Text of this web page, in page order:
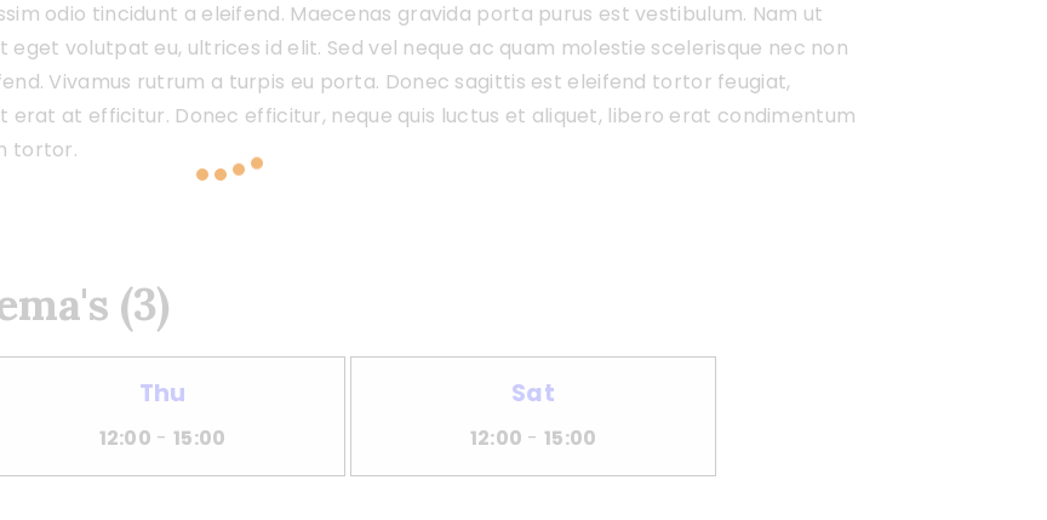
odio tincidunt a eleifend. Maecenas gravida porta purus est vestibulum. Nam ut
volutpat eu, ultrices id elit. Sed vel neque ac quam molestie scelerisque nec non
Vivamus rutrum a turpis eu porta. Donec sagittis est eleifend tortor feugiat,
erat at efficitur. Donec efficitur, neque quis luctus et aliquet, libero erat condimentum
tortor.
(3)
Thu
12:00 - 15:00
Sat
12:00 -15:00